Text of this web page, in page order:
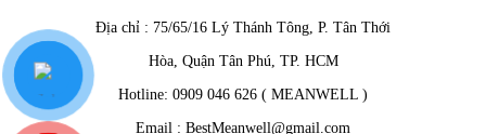
Địa chỉ : 75/65/16 Lý Thánh Tông, P. Tân Thới
Hòa, Quận Tân Phú, TP. HCM
Hotline: 0909 046 626 ( MEANWELL )
Email : BestMeanwell@gmail.com